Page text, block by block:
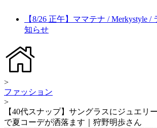
【8/26 正午】ママテナ / Merkystyle
知らせ
>
ファッション
>
【40代スナップ】サングラスにジュエリ
で夏コーデが洒落ます｜狩野明歩さん